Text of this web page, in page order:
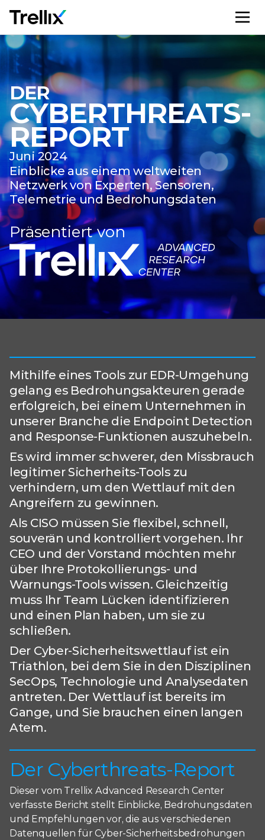
DER
CYBERTHREATS-
REPORT
Juni 2024
Einblicke aus einem weltweiten
Netzwerk von Experten, Sensoren,
Telemetrie und Bedrohungsdaten
Präsentiert von
Mithilfe eines Tools zur EDR-Umgehung
gelang es Bedrohungsakteuren gerade
erfolgreich, bei einem Unternehmen in
unserer Branche die Endpoint Detection
and Response-Funktionen auszuhebeln.
Es wird immer schwerer, den Missbrauch
legitimer Sicherheits-Tools zu
verhindern, um den Wettlauf mit den
Angreifern zu gewinnen.
Als CISO müssen Sie flexibel, schnell,
souverän und kontrolliert vorgehen. Ihr
CEO und der Vorstand möchten mehr
über Ihre Protokollierungs- und
Warnungs-Tools wissen. Gleichzeitig
muss Ihr Team Lücken identifizieren
und einen Plan haben, um sie zu
schließen.
Der Cyber-Sicherheitswettlauf ist ein
Triathlon, bei dem Sie in den Disziplinen
SecOps, Technologie und Analysedaten
antreten. Der Wettlauf ist bereits im
Gange, und Sie brauchen einen langen
Atem.
Der Cyberthreats-Report
Dieser vom Trellix Advanced Research Center
verfasste Bericht stellt Einblicke, Bedrohungsdaten
und Empfehlungen vor, die aus verschiedenen
Datenquellen für Cyber-Sicherheitsbedrohungen